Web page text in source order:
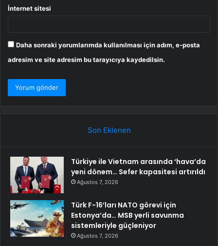
İnternet sitesi
Daha sonraki yorumlarımda kullanılması için adım, e-posta
adresim ve site adresim bu tarayıcıya kaydedilsin.
Son Eklenen
Türkiye ile Vietnam arasında ‘hava’da
yeni dönem… Sefer kapasitesi artırıldı
Ağustos 7, 2026
Türk F-16’ları NATO görevi için
Estonya’da… MSB yerli savunma
sistemleriyle güçleniyor
Ağustos 7, 2026